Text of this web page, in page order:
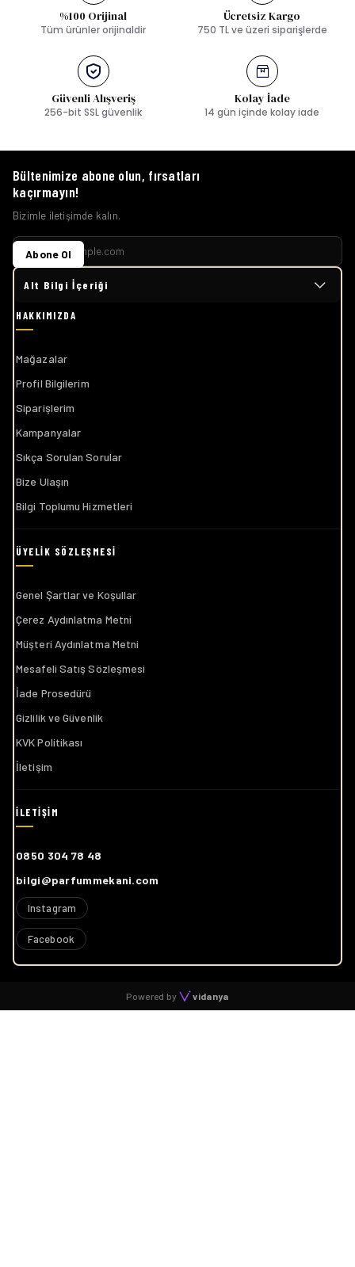
%100 Orijinal
Tüm ürünler orijinaldir
Ücretsiz Kargo
750 TL ve üzeri siparişlerde
Güvenli Alışveriş
256-bit SSL güvenlik
Kolay İade
14 gün içinde kolay iade
Alt Bilgi İçeriği
Mağazalar
Profil Bilgilerim
Siparişlerim
Kampanyalar
Sıkça Sorulan Sorular
Bize Ulaşın
Bilgi Toplumu Hizmetleri
Genel Şartlar ve Koşullar
Çerez Aydınlatma Metni
Müşteri Aydınlatma Metni
Mesafeli Satış Sözleşmesi
İade Prosedürü
Gizlilik ve Güvenlik
KVK Politikası
İletişim
0850 304 78 48
bilgi@parfummekani.com
Instagram
Facebook
Bültenimize abone olun, fırsatları
kaçırmayın!
Bizimle iletişimde kalın.
Abone Ol
Powered by vidanya